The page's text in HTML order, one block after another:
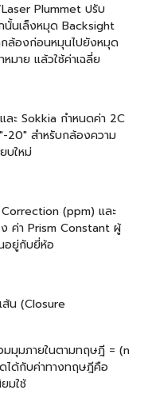
Plummet ปรับ
นั้นเล็งหมุด Backsight
ล้องก่อนหมุนไปยังหมุด
มาย แล้วใช้ค่าเฉลี่ย
ะ Sokkia กำหนดค่า 2C
20" สำหรับกล้องความ
บใหม่
(ppm) และ
ค่า Prism Constant ผู้
อยู่กับยี่ห้อ
ส้น (Closure
มุมภายในตามทฤษฎี = (n
ได้กับค่าทางทฤษฎีคือ
มใช้